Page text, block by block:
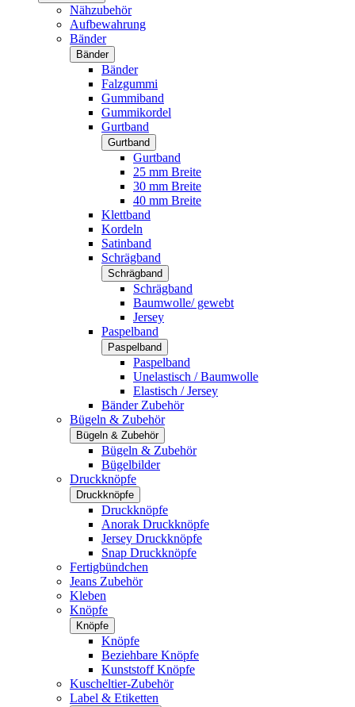
Nähzubehör
Aufbewahrung
Bänder
Bänder
Bänder
Falzgummi
Gummiband
Gummikordel
Gurtband
Gurtband
Gurtband
25 mm Breite
30 mm Breite
40 mm Breite
Klettband
Kordeln
Satinband
Schrägband
Schrägband
Schrägband
Baumwolle/ gewebt
Jersey
Paspelband
Paspelband
Paspelband
Unelastisch / Baumwolle
Elastisch / Jersey
Bänder Zubehör
Bügeln & Zubehör
Bügeln & Zubehör
Bügeln & Zubehör
Bügelbilder
Druckknöpfe
Druckknöpfe
Druckknöpfe
Anorak Druckknöpfe
Jersey Druckknöpfe
Snap Druckknöpfe
Fertigbündchen
Jeans Zubehör
Kleben
Knöpfe
Knöpfe
Knöpfe
Beziehbare Knöpfe
Kunststoff Knöpfe
Kuscheltier-Zubehör
Label & Etiketten